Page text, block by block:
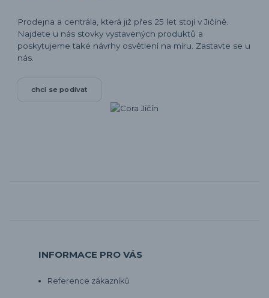
Prodejna a centrála, která již přes 25 let stojí v Jičíně.
Najdete u nás stovky vystavených produktů a
poskytujeme také návrhy osvětlení na míru. Zastavte se u
nás.
chci se podívat
INFORMACE PRO VÁS
Reference zákazníků